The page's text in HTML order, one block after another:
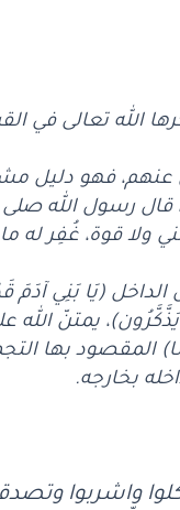
الله تعالى في
فهو دليل
قال رسول الله
ولا قوة، غُفِر له
(يَا بَنِي آدَمَ قَدْ
يمتنّ الله
المقصود بها
بخارجه.
واشربوا